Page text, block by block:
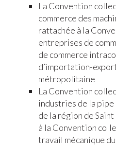
La Convention
commerce des
rattachée à la
entreprises de
de commerce
d’importation-
métropolitaine
La Convention
industries de la
de la région de
à la Convention
travail mécanique